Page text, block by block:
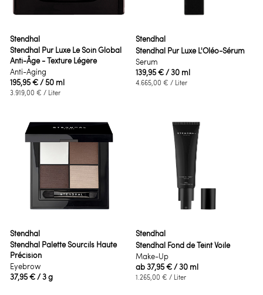
Stendhal
Stendhal Pur Luxe Le Soin Global
Anti-Âge - Texture Légère
Anti-Aging
195,95 €/ 50 ml
3.919,00 € / Liter
Stendhal
Stendhal Pur Luxe L'Oléo-Sérum
Serum
139,95 €/ 30 ml
4.665,00 € / Liter
Stendhal
Stendhal Palette Sourcils Haute
Précision
Eyebrow
37,95 €/ 3 g
Stendhal
Stendhal Fond de Teint Voile
Make-Up
ab37,95 €/ 30 ml
1.265,00 € / Liter